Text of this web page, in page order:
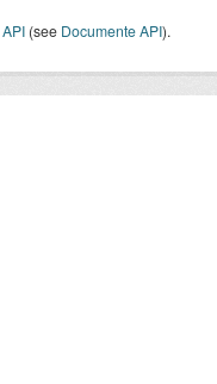
API (see Documente API).